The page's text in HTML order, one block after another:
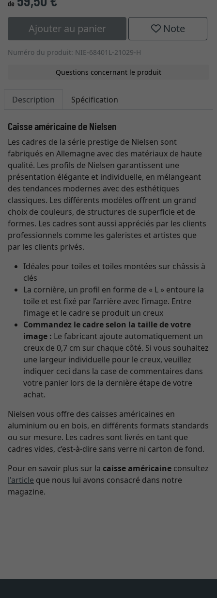
de
Ajouter au panier Note
Numéro du produit: NIE-68401L-21029-H
Questions concernant le produit
Description Spécification
Caisse américaine de Nielsen
Les cadres de la série prestige de Nielsen sont
fabriqués en Allemagne avec des matériaux de haute
qualité. Les profils de Nielsen garantissent une
présentation élégante et individuelle, en mélangeant
des tendances modernes avec des esthétiques
classiques. Les différents modèles offrent un grand
choix de couleurs, de structures de superficie et de
formes. Les cadres sont aussi appréciés par les clients
professionnels comme les galeristes et artistes que
par les clients privés.
Idéales pour toiles et toiles montées sur châssis à
clés
La cornière, un profil en forme de « L » entoure la
toile et est fixé par l’arrière avec l’image. Entre
l’image et le cadre se produit un creux
Commandez le cadre selon la taille de votre
image : Le fabricant ajoute automatiquement un
creux de 0,7 cm sur chaque côté. Si vous souhaitez
une largeur individuelle pour le creux, veuillez
indiquer ceci dans la case de commentaires dans
votre panier lors de la dernière étape de votre
achat.
Nielsen vous offre des caisses américaines en
aluminium ou en bois, en différents formats standards
ou sur mesure. Les cadres sont livrés en tant que
cadres vides, c’est-à-dire sans verre ni carton de fond.
Pour en savoir plus sur la caisse américaine consultez
l'article que nous lui avons consacré dans notre
magazine.